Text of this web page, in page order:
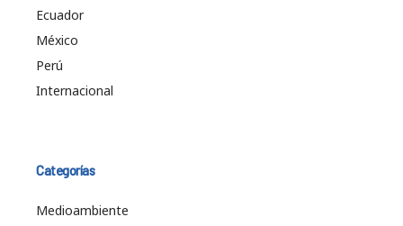
Ecuador
México
Perú
Internacional
Categorías
Medioambiente